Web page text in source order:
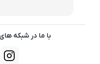
با ما در شبکه